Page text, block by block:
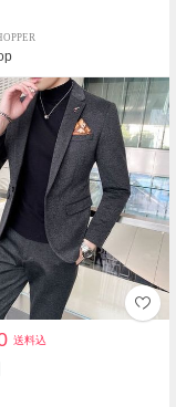
送料込